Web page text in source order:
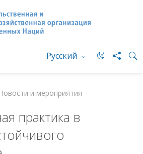
Русский
Новости и мероприятия
практика в